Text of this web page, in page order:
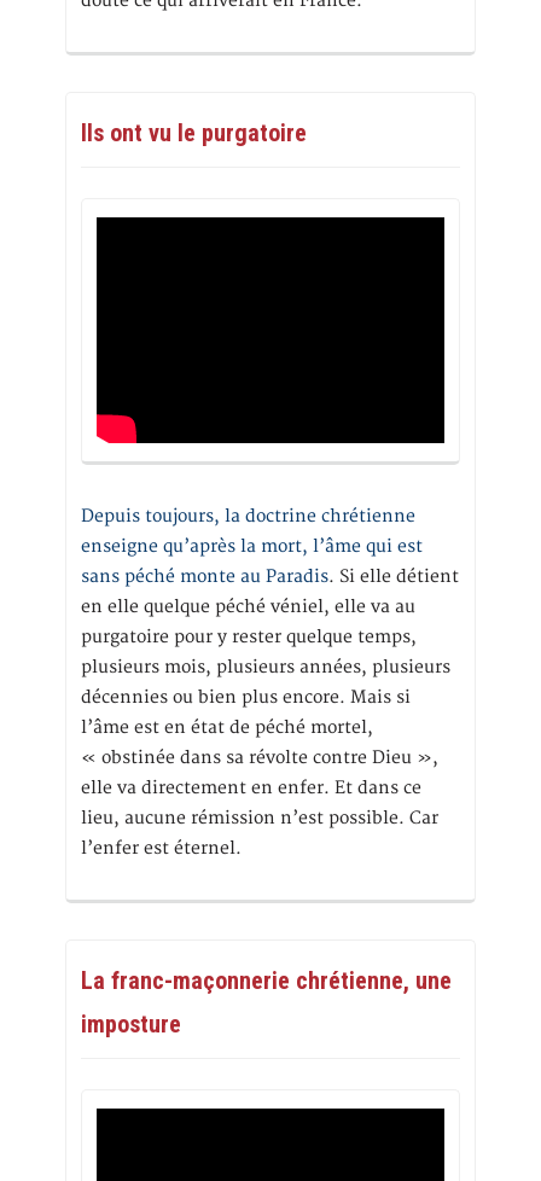
Ils ont vu le purgatoire
Depuis toujours, la doctrine chrétienne
enseigne qu’après la mort, l’âme qui est
sans péché monte au Paradis. Si elle détient
en elle quelque péché véniel, elle va au
purgatoire pour y rester quelque temps,
plusieurs mois, plusieurs années, plusieurs
décennies ou bien plus encore. Mais si
l’âme est en état de péché mortel,
« obstinée dans sa révolte contre Dieu »,
elle va directement en enfer. Et dans ce
lieu, aucune rémission n’est possible. Car
l’enfer est éternel.
La franc-maçonnerie chrétienne, une
imposture